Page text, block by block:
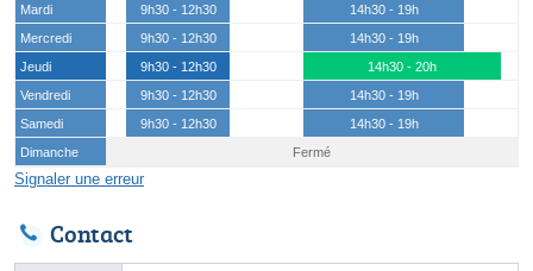
Mardi
9h30 - 12h30
14h30 - 19h
Mercredi
9h30 - 12h30
14h30 - 19h
Jeudi
9h30 - 12h30
14h30 - 20h
Vendredi
9h30 - 12h30
14h30 - 19h
Samedi
9h30 - 12h30
14h30 - 19h
Dimanche
Fermé
Signaler une erreur
Contact